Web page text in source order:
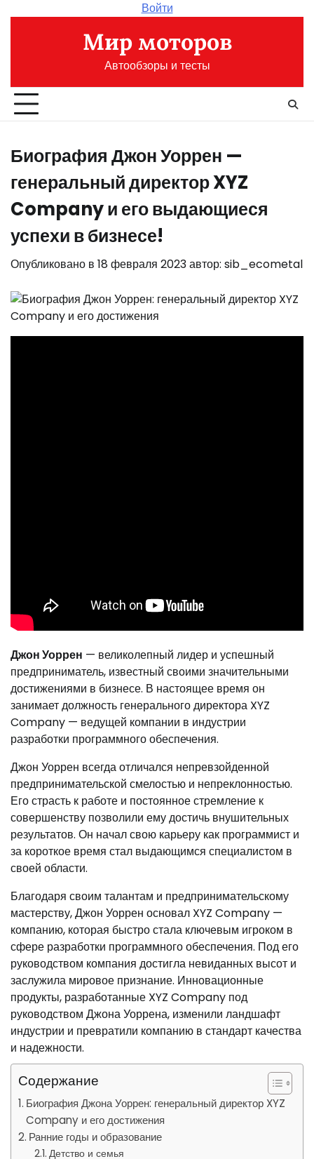
Войти
Мир моторов
Автообзоры и тесты
Биография Джон Уоррен —
генеральный директор XYZ
Company и его выдающиеся
успехи в бизнесе!
Опубликовано в 18 февраля 2023автор: sib_ecometal
Джон Уоррен — великолепный лидер и успешный
предприниматель, известный своими значительными
достижениями в бизнесе. В настоящее время он
занимает должность генерального директора XYZ
Company — ведущей компании в индустрии
разработки программного обеспечения.
Джон Уоррен всегда отличался непревзойденной
предпринимательской смелостью и непреклонностью.
Его страсть к работе и постоянное стремление к
совершенству позволили ему достичь внушительных
результатов. Он начал свою карьеру как программист и
за короткое время стал выдающимся специалистом в
своей области.
Благодаря своим талантам и предпринимательскому
мастерству, Джон Уоррен основал XYZ Company —
компанию, которая быстро стала ключевым игроком в
сфере разработки программного обеспечения. Под его
руководством компания достигла невиданных высот и
заслужила мировое признание. Инновационные
продукты, разработанные XYZ Company под
руководством Джона Уоррена, изменили ландшафт
индустрии и превратили компанию в стандарт качества
и надежности.
Содержание
Биография Джона Уоррен: генеральный директор XYZ
Company и его достижения
Ранние годы и образование
Детство и семья